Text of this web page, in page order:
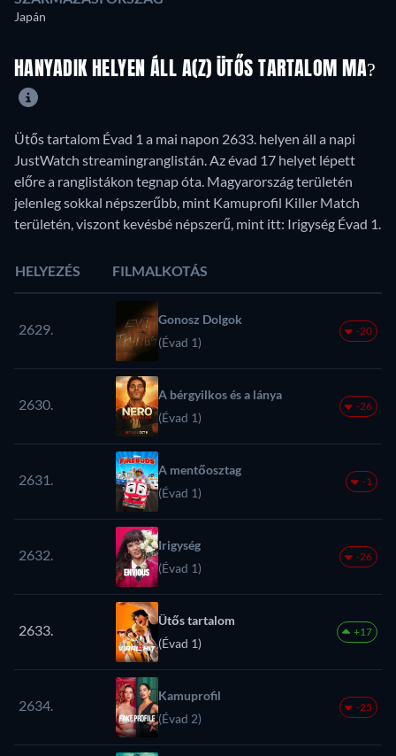
Japán
HANYADIK HELYEN ÁLL A(Z) ÜTŐS TARTALOM MA?
Ütős tartalom Évad 1 a mai napon 2633. helyen áll a napi
JustWatch streamingranglistán. Az évad 17 helyet lépett
előre a ranglistákon tegnap óta. Magyarország területén
jelenleg sokkal népszerűbb, mint Kamuprofil Killer Match
területén, viszont kevésbé népszerű, mint itt: Irigység Évad 1.
HELYEZÉS FILMALKOTÁS
2629.
Gonosz Dolgok
(Évad 1)
-20
2630.
A bérgyilkos és a lánya
(Évad 1)
-26
2631.
A mentőosztag
(Évad 1)
-1
2632.
Irigység
(Évad 1)
-26
2633.
Ütős tartalom
(Évad 1)
+17
2634.
Kamuprofil
(Évad 2)
-25